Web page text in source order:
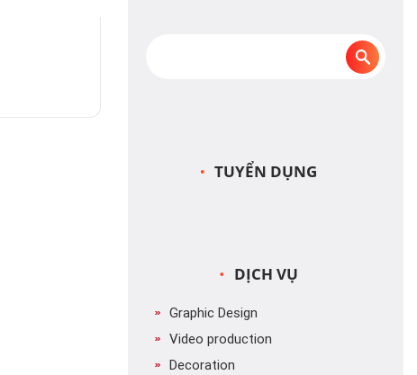
TUYỂN DỤNG
DỊCH VỤ
Graphic Design
Video production
Decoration